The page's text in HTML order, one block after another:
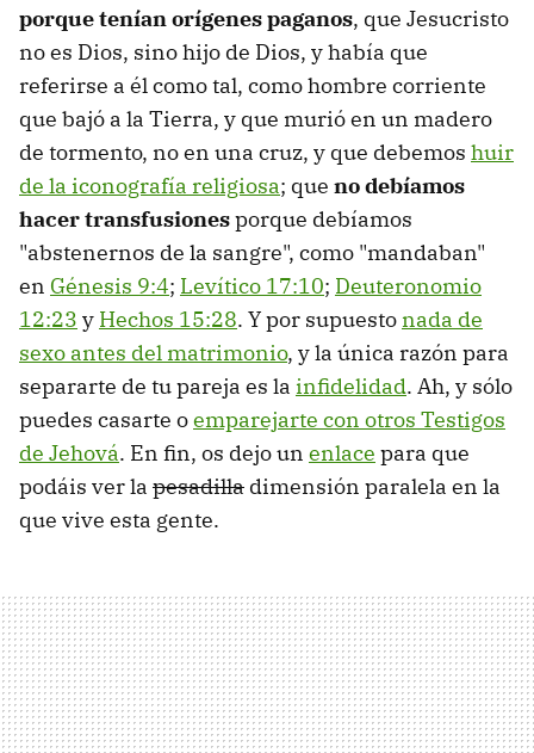
porque tenían orígenes paganos, que Jesucristo
no es Dios, sino hijo de Dios, y había que
referirse a él como tal, como hombre corriente
que bajó a la Tierra, y que murió en un madero
de tormento, no en una cruz, y que debemos huir
de la iconografía religiosa; que no debíamos
hacer transfusionesporque debíamos
"abstenernos de la sangre", como "mandaban"
en Génesis 9:4; Levítico 17:10; Deuteronomio
12:23 y Hechos 15:28. Y por supuestonada de
sexo antes del matrimonio, y la única razón para
separarte de tu pareja es la infidelidad. Ah, y sólo
puedes casarte oemparejarte con otros Testigos
de Jehová. En fin, os dejo un enlace para que
podáis ver la pesadilla dimensión paralela en la
que vive esta gente.